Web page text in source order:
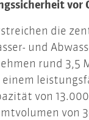
vor
die
und
rund
von